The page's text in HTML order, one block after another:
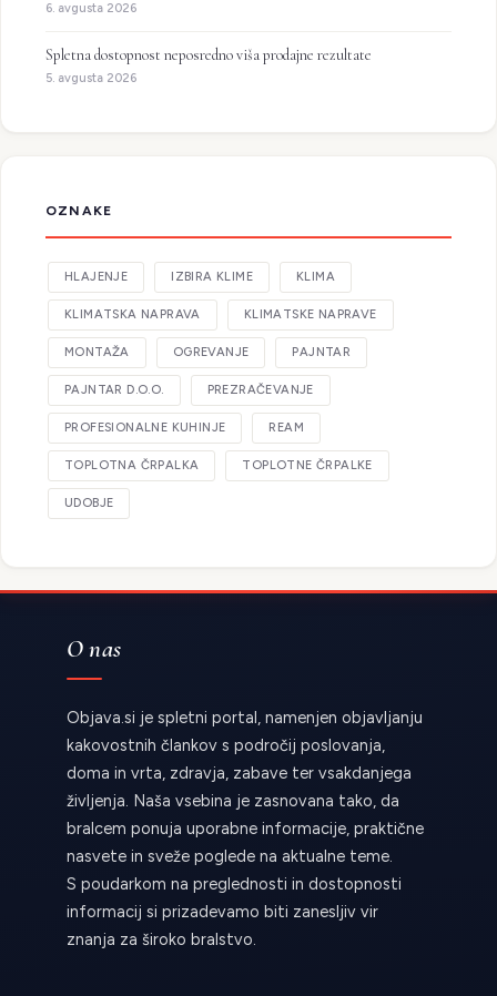
6. avgusta 2026
Spletna dostopnost neposredno viša prodajne rezultate
5. avgusta 2026
OZNAKE
HLAJENJE IZBIRA KLIME KLIMA
KLIMATSKA NAPRAVA KLIMATSKE NAPRAVE
MONTAŽA OGREVANJE PAJNTAR
PAJNTAR D.O.O. PREZRAČEVANJE
PROFESIONALNE KUHINJE REAM
TOPLOTNA ČRPALKA TOPLOTNE ČRPALKE
UDOBJE
O nas
Objava.si je spletni portal, namenjen objavljanju
kakovostnih člankov s področij poslovanja,
doma in vrta, zdravja, zabave ter vsakdanjega
življenja. Naša vsebina je zasnovana tako, da
bralcem ponuja uporabne informacije, praktične
nasvete in sveže poglede na aktualne teme.
S poudarkom na preglednosti in dostopnosti
informacij si prizadevamo biti zanesljiv vir
znanja za široko bralstvo.